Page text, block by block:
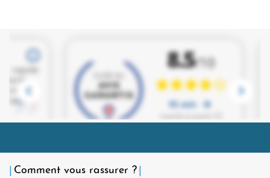
Comment vous rassurer ?